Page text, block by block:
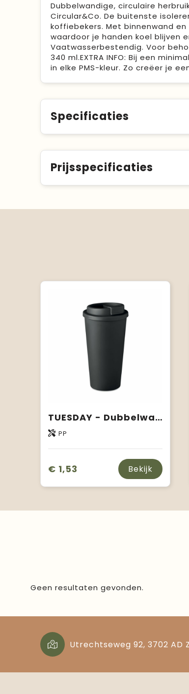
Dubbelwandige, circulaire
Circular&Co. De buitenste
koffiebekers. Met binnenwand
waardoor je handen koel blijven
Vaatwasserbestendig. Voor
340 ml.EXTRA INFO: Bij een
in elke PMS-kleur. Zo creëer je
Specificaties
Prijsspecificaties
TUESDAY - Dubbelwandige drinkbeker 450 ml
PP
€ 1,53 Bekijk
Geen resultaten gevonden.
Utrechtseweg 92, 3702 AD